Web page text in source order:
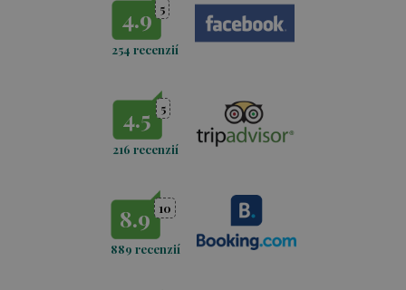
4.9 5
254 recenzií
4.5 5
216 recenzií
8.9 10
889 recenzií